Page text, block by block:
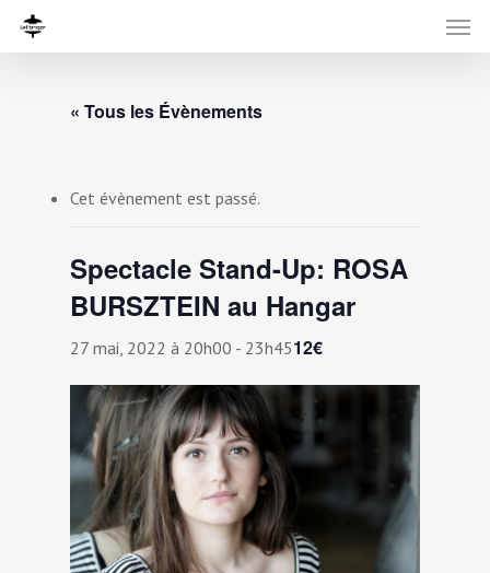
« Tous les Évènements
Cet évènement est passé.
Spectacle Stand-Up: ROSA
BURSZTEIN au Hangar
27 mai, 2022 à 20h00 - 23h4512€